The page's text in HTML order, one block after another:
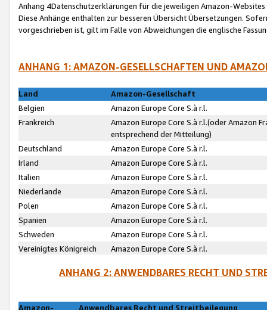
Anhang 4Datenschutzerklärungen für die jeweiligen Amazon-Websites
Diese Anhänge enthalten zur besseren Übersicht Übersetzungen.
vorgeschrieben ist, gilt im Falle von Abweichungen die englische
ANHANG 1: AMAZON-GESELLSCHAFTEN UND
Land
Amazon-Gesellschaft
Belgien
Amazon Europe Core S.à r.l.
Frankreich
Amazon Europe Core S.à r.l.(oder Amazon
entsprechend der Mitteilung)
Deutschland
Amazon Europe Core S.à r.l.
Irland
Amazon Europe Core S.à r.l.
Italien
Amazon Europe Core S.à r.l.
Niederlande
Amazon Europe Core S.à r.l.
Polen
Amazon Europe Core S.à r.l.
Spanien
Amazon Europe Core S.à r.l.
Schweden
Amazon Europe Core S.à r.l.
Vereinigtes Königreich
Amazon Europe Core S.à r.l.
ANHANG 2: ANWENDBARES RECHT UND
Amazon-
Anwendbares Recht und Streitbeilegung